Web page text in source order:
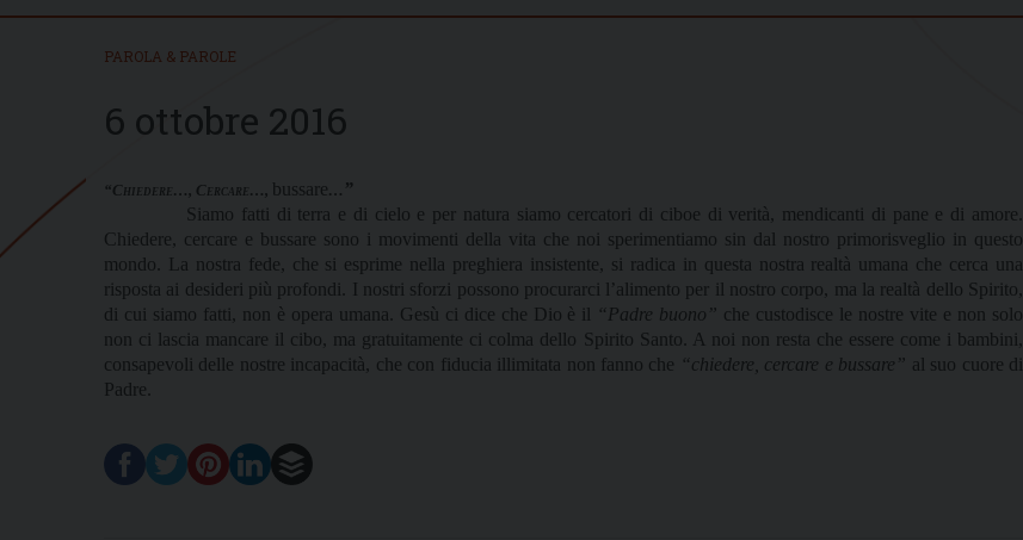
PAROLA & PAROLE
6 ottobre 2016
“Chiedere…, Cercare…, bussare… ”
Siamo fatti di terra e di cielo e per natura siamo cercatori di ciboe di verità, mendicanti di pane e di amore.
Chiedere, cercare e bussare sono i movimenti della vita che noi sperimentiamo sin dal nostro primorisveglio in questo
mondo. La nostra fede, che si esprime nella preghiera insistente, si radica in questa nostra realtà umana che cerca una
risposta ai desideri più profondi. I nostri sforzi possono procurarci l’alimento per il nostro corpo, ma la realtà dello Spirito,
di cui siamo fatti, non è opera umana. Gesù ci dice che Dio è il “Padre buono” che custodisce le nostre vite e non solo
non ci lascia mancare il cibo, ma gratuitamente ci colma dello Spirito Santo. A noi non resta che essere come i bambini,
consapevoli delle nostre incapacità, che con fiducia illimitata non fanno che “chiedere, cercare e bussare” al suo cuore di
Padre.